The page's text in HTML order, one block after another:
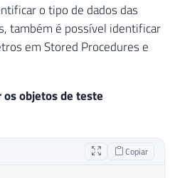
o tipo de dados das
também é possível identificar
em Stored Procedures e
objetos de teste
Copiar